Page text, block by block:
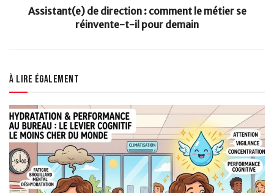
Assistant(e) de direction : comment le métier se
réinvente-t-il pour demain
À lire également